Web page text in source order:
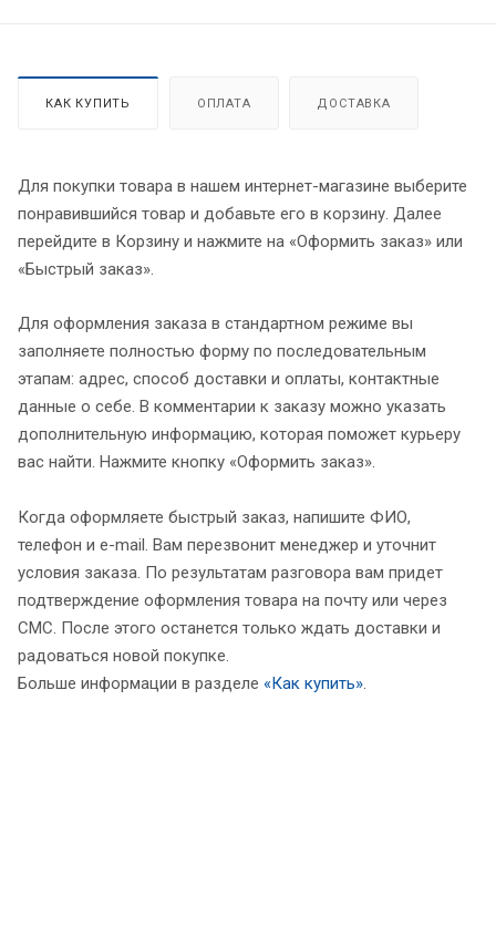
КАК КУПИТЬ ОПЛАТА ДОСТАВКА
Для покупки товара в нашем интернет-магазине выберите
понравившийся товар и добавьте его в корзину. Далее
перейдите в Корзину и нажмите на «Оформить заказ» или
«Быстрый заказ».
Для оформления заказа в стандартном режиме вы
заполняете полностью форму по последовательным
этапам: адрес, способ доставки и оплаты, контактные
данные о себе. В комментарии к заказу можно указать
дополнительную информацию, которая поможет курьеру
вас найти. Нажмите кнопку «Оформить заказ».
Когда оформляете быстрый заказ, напишите ФИО,
телефон и e-mail. Вам перезвонит менеджер и уточнит
условия заказа. По результатам разговора вам придет
подтверждение оформления товара на почту или через
СМС. После этого останется только ждать доставки и
радоваться новой покупке.
Больше информации в разделе «Как купить».